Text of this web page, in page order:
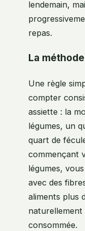
lendemain,
repas.
La
Une règle
compter
assiette : la
légumes, un
quart de
commençant
légumes,
avec des
aliments plus
consommée.